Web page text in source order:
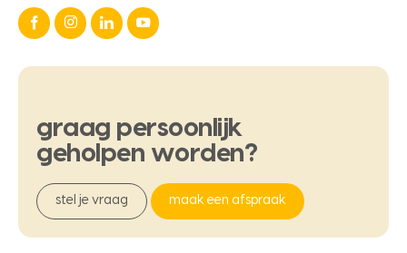
graag persoonlijk
geholpen worden?
stel je vraag maak een afspraak